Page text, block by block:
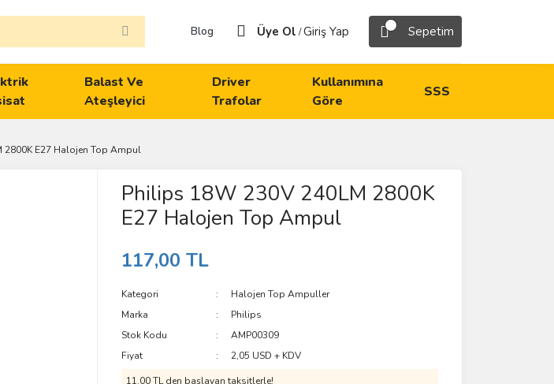
Blog Üye Ol /Giriş Yap Sepetim
Balast Ve
Ateşleyici
Driver
Trafolar
Kullanımına
Göre
SSS
2800K E27 Halojen Top Ampul
Philips 18W 230V 240LM 2800K
E27 Halojen Top Ampul
117,00 TL
Kategori
Halojen Top Ampuller
Marka
Philips
Stok Kodu
AMP00309
Fiyat
2,05 USD + KDV
11,00 TL den başlayan taksitlerle!